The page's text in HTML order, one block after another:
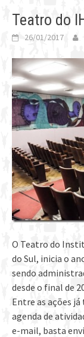
Teatro do
26/01/2017
O Teatro do
do Sul, inicia o
sendo
desde o final de
Entre as ações
agenda de
e-mail, basta